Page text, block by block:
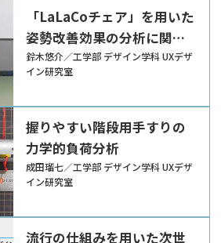
「LaLaCoチェア」を用いた
姿勢改善効果の分析に関す
る研究
鈴木悠介／工学部 デザイン学科 UXデザ
イン研究室
握りやすい階段用手すりの
力学的負荷分析
成田瑠七／工学部 デザイン学科 UXデザ
イン研究室
流行の仕組みを用いた次世